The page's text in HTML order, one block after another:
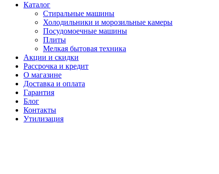
Каталог
Стиральные машины
Холодильники и морозильные камеры
Посудомоечные машины
Плиты
Мелкая бытовая техника
Акции и скидки
Рассрочка и кредит
О магазине
Доставка и оплата
Гарантия
Блог
Контакты
Утилизация